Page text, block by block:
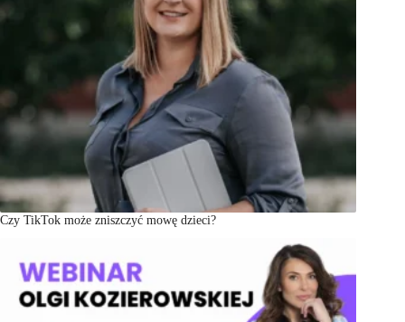
Czy TikTok może zniszczyć mowę dzieci?